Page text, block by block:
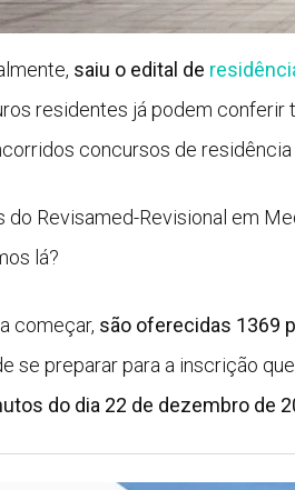
saiu o edital de
residentes já podem conferir
concursos de residência
do Revisamed-Revisional em
lá?
começar, são oferecidas 1369
se preparar para a inscrição
do dia 22 de dezembro de